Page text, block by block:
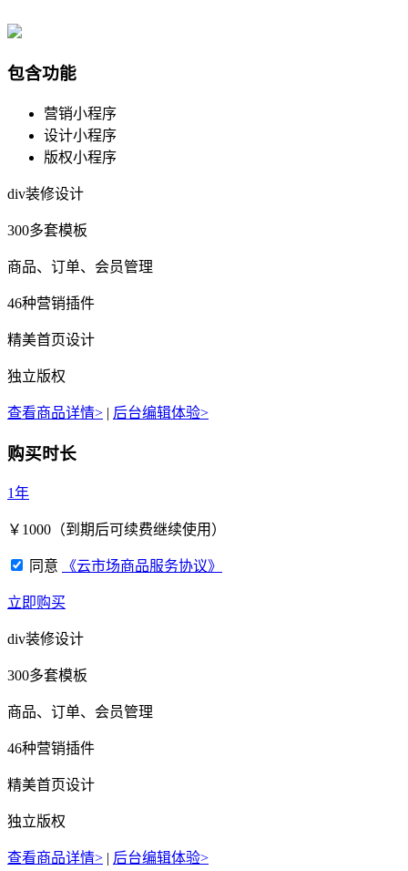
包含功能
营销小程序
设计小程序
版权小程序
div装修设计
300多套模板
商品、订单、会员管理
46种营销插件
精美首页设计
独立版权
查看商品详情> | 后台编辑体验>
购买时长
1年
￥ 1000 （到期后可续费继续使用）
同意 《云市场商品服务协议》
立即购买
div装修设计
300多套模板
商品、订单、会员管理
46种营销插件
精美首页设计
独立版权
查看商品详情> | 后台编辑体验>